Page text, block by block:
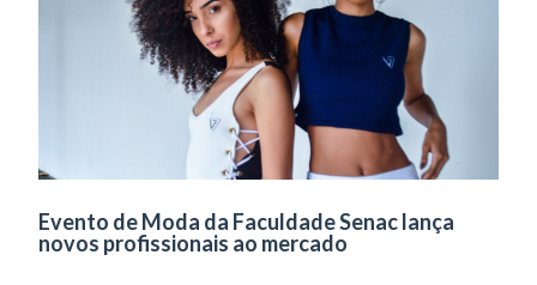
Evento de Moda da Faculdade Senac lança
novos profissionais ao mercado